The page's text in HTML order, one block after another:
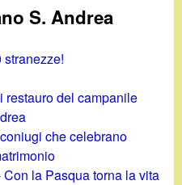
S. Andrea
stranezze!
restauro del campanile
che celebrano
la Pasqua torna la vita